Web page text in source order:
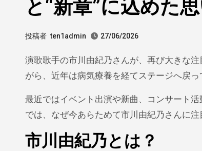
と“新章”に込めた
投稿者 ten1admin 27/06/2026
演歌歌手の市川由紀乃さんが、再び大きな注目を集めています。長年にわたり第一線で活躍してきた実力派歌手でありな
がら、近年は病気療養を経てステージへ戻
最近ではイベント出演や新曲、コンサート
では、なぜ今あらためて市川由紀乃さんに注
市川由紀乃とは？